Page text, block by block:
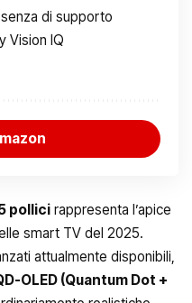
di supporto
Vision IQ
pollici rappresenta l’apice
smart TV del 2025.
attualmente disponibili,
OLED (Quantum Dot +